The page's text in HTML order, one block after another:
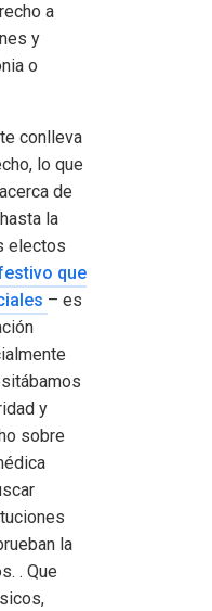
a
y
o
conlleva
lo que
de
la
electos
que
– es
y
sobre
la
. Que